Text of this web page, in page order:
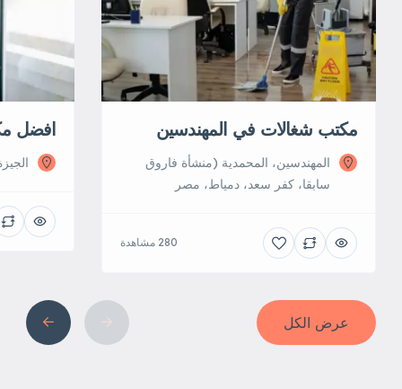
مكتب شغالات في المهندسين
المهندسين، المحمدية (منشأة فاروق
سابقا، كفر سعد، دمياط، مصر
280 مشاهدة
افضل
عرض الكل